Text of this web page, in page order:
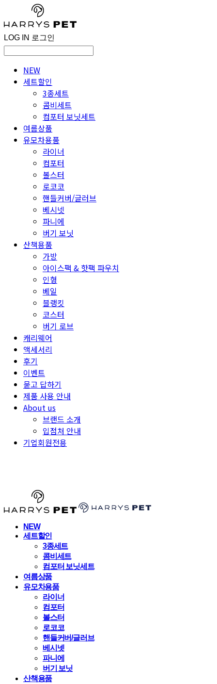
LOG IN 로그인
NEW
세트할인
3종세트
콤비세트
컴포터 보닛세트
여름상품
유모차용품
라이너
컴포터
볼스터
로코코
핸들커버/글러브
베시넷
파니에
버기 보닛
산책용품
가방
아이스팩 & 핫팩 파우치
인형
베일
블랭킷
코스터
버기 로브
캐리웨어
액세서리
후기
이벤트
묻고 답하기
제품 사용 안내
About us
브랜드 소개
입점처 안내
기업회원전용
NEW
세트할인
3종세트
콤비세트
컴포터 보닛세트
여름상품
유모차용품
라이너
컴포터
볼스터
로코코
핸들커버/글러브
베시넷
파니에
버기 보닛
산책용품